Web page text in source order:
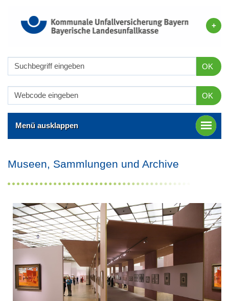
OK
OK
Menü ausklappen
Museen, Sammlungen und Archive